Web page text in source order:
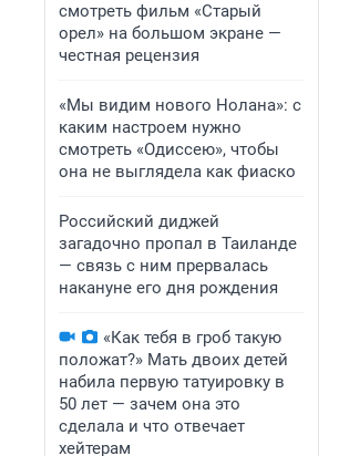
смотреть фильм «Старый
орел» на большом экране —
честная рецензия
«Мы видим нового Нолана»: с
каким настроем нужно
смотреть «Одиссею», чтобы
она не выглядела как фиаско
Российский диджей
загадочно пропал в Таиланде
— связь с ним прервалась
накануне его дня рождения
«Как тебя в гроб такую
положат?» Мать двоих детей
набила первую татуировку в
50 лет — зачем она это
сделала и что отвечает
хейтерам